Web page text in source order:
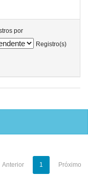
por
Registro(s)
Anterior 1 Próximo